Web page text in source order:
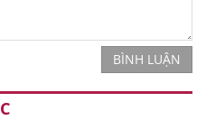
BÌNH LUẬN